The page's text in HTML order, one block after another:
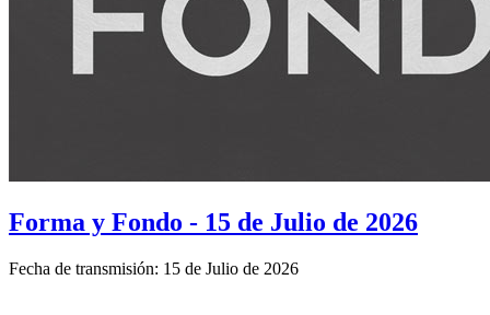
Forma y Fondo - 15 de Julio de 2026
Fecha de transmisión: 15 de Julio de 2026